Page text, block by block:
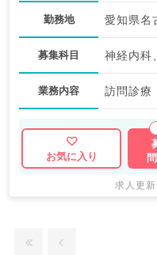
勤務地 愛知県名
募集科目
業務内容 訪問診療
お気に入り
求人更